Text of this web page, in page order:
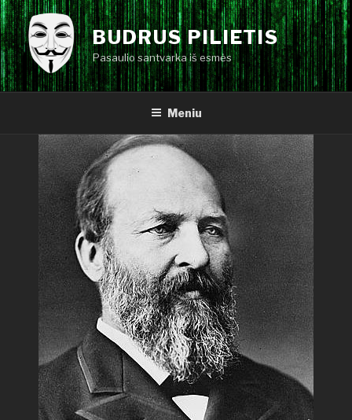
Eiti
prie
turinio
BUDRUS PILIETIS
Pasaulio santvarka iš esmės
Meniu